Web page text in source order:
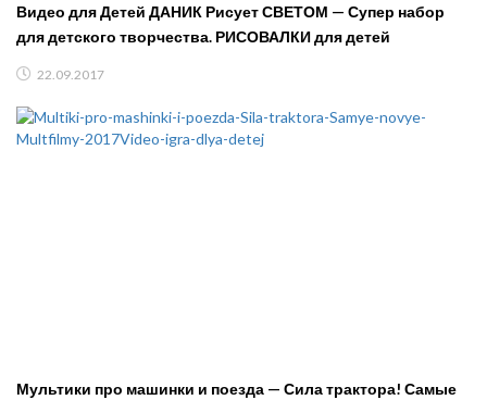
Видео для Детей ДАНИК Рисует СВЕТОМ — Супер набор
для детского творчества. РИСОВАЛКИ для детей
22.09.2017
Мультики про машинки и поезда — Сила трактора! Самые